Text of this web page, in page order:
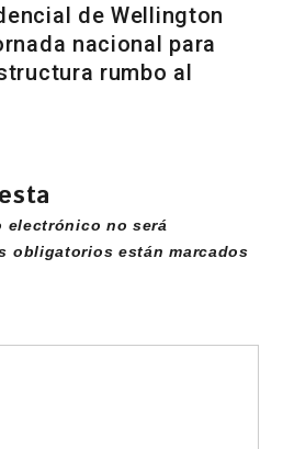
de Wellington
nacional para
rumbo al
electrónico no será
obligatorios están marcados